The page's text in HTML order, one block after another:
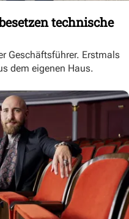
technische
Geschäftsführer. Erstmals
dem eigenen Haus.